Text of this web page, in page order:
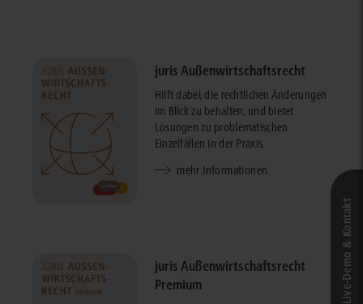
juris Außenwirtschaftsrecht
Hilft dabei, die rechtlichen Änderungen
im Blick zu behalten, und bietet
Lösungen zu problematischen
Einzelfällen in der Praxis.
mehr Informationen
juris Außenwirtschaftsrecht
Premium
Live‑Demo & Kontakt